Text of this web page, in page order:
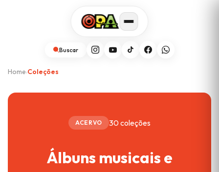
Buscar
Home›Coleções
ACERVO 30 coleções
Álbuns musicais e